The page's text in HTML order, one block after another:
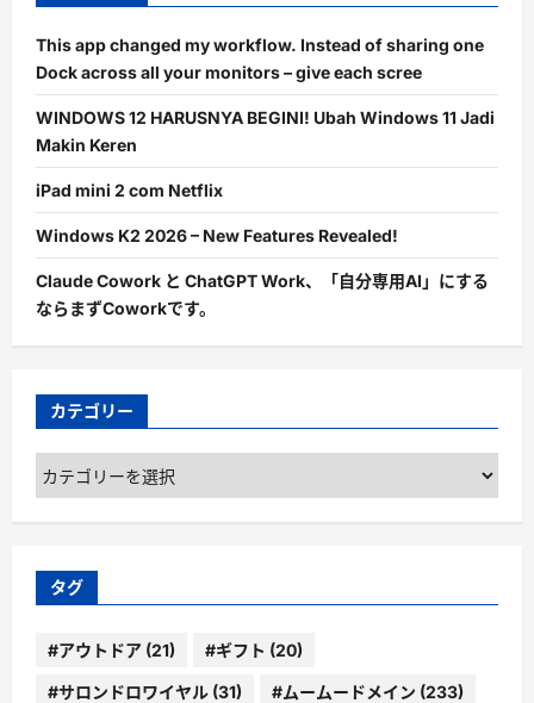
This app changed my workflow. Instead of sharing one
Dock across all your monitors – give each scree
WINDOWS 12 HARUSNYA BEGINI! Ubah Windows 11 Jadi
Makin Keren
iPad mini 2 com Netflix
Windows K2 2026 – New Features Revealed!
Claude Cowork と ChatGPT Work、「自分専用AI」にする
ならまずCoworkです。
カテゴリー
カ
テ
ゴ
ー
タグ
#アウトドア (21) #ギフト (20)
#サロンドロワイヤル (31) #ムームードメイン (233)